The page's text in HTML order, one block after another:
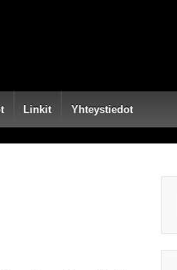
Linkit Yhteystiedot